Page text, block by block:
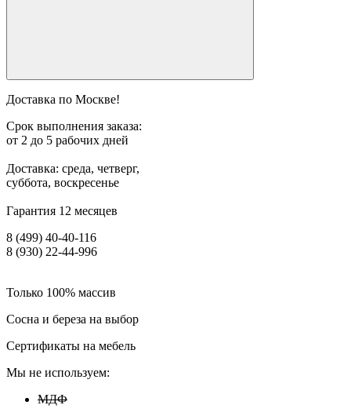
Доставка по Москве!
Срок выполнения заказа:
от 2 до 5 рабочих дней
Доставка: среда, четверг,
суббота, воскресенье
Гарантия 12 месяцев
8 (499) 40-40-116
8 (930) 22-44-996
Только 100% массив
Сосна и береза на выбор
Сертификаты на мебель
Мы не используем:
МДФ